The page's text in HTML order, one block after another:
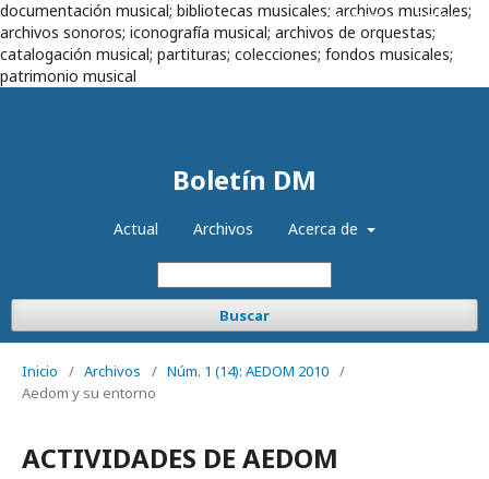
documentación musical; bibliotecas musicales; archivos musicales;
archivos sonoros; iconografía musical; archivos de orquestas;
catalogación musical; partituras; colecciones; fondos musicales;
patrimonio musical
Boletín DM
Actual Archivos Acerca de
Buscar
Registrarse Entrar
Inicio / Archivos / Núm. 1 (14): AEDOM 2010 /
Aedom y su entorno
ACTIVIDADES DE AEDOM